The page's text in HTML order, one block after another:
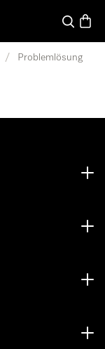
Suche
/ Problemlösung